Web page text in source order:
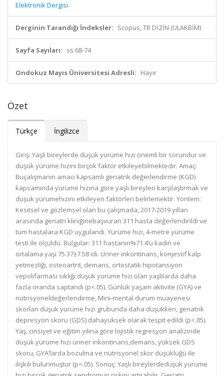
Elektronik Dergisi
Derginin Tarandığı İndeksler: Scopus, TR DİZİN (ULAKBİM)
Sayfa Sayıları: ss.68-74
Ondokuz Mayıs Üniversitesi Adresli: Hayır
Özet
Türkçe İngilizce
Giriş: Yaşlı bireylerde düşük yürüme hızı önemli bir sorundur ve
düşük yürüme hızını birçok faktör etkileyebilmektedir. Amaç:
Buçalışmanın amacı kapsamlı geriatrik değerlendirme (KGD)
kapsamında yürüme hızına göre yaşlı bireyleri karşılaştırmak ve
düşük yürümehızını etkileyen faktörleri belirlemektir. Yöntem:
Kesitsel ve gözlemsel olan bu çalışmada, 2017-2019 yılları
arasında geriatri kliniğinebaşvuran 311 hasta değerlendirildi ve
tüm hastalara KGD uygulandı. Yürüme hızı, 4-metre yürüme
testi ile ölçüldü. Bulgular: 311 hastanın%71.4’ü kadın ve
ortalama yaşı 75.37±7.58 idi. Üriner inkontinans, konjestif kalp
yetmezliği, osteoartrit, demans, ortostatik hipotansiyon
vepolifarmasi sıklığı düşük yürüme hızı olan yaşlılarda daha
fazla oranda saptandı (p<.05). Günlük yaşam aktivite (GYA) ve
nütrisyoneldeğerlendirme, Mini-mental durum muayenesi
skorları düşük yürüme hızı grubunda daha düşükken, geriatrik
depresyon skoru (GDS) dahayüksek olarak tespit edildi (p<.05).
Yaş, cinsiyet ve eğitim yılına göre lojistik regresyon analizinde
düşük yürüme hızı üriner inkontinans,demans, yüksek GDS
skoru, GYA’larda bozulma ve nütrisyonel skor düşüklüğü ile
ilişkili bulunmuştur (p<.05). Sonuç: Yaşlı bireylerdedüşük yürüme